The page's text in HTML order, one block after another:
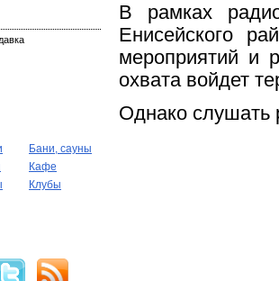
Бани, сауны
Кафе
Клубы
В рамках
Енисейского
мероприятий и
охвата войдет
Однако слушать